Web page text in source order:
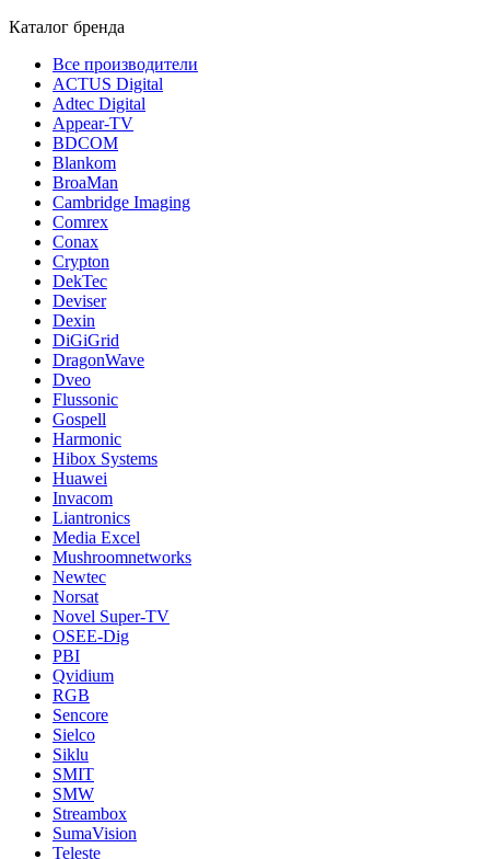
Каталог бренда
Все производители
ACTUS Digital
Adtec Digital
Appear-TV
BDCOM
Blankom
BroaMan
Cambridge Imaging
Comrex
Conax
Crypton
DekTec
Deviser
Dexin
DiGiGrid
DragonWave
Dveo
Flussonic
Gospell
Harmonic
Hibox Systems
Huawei
Invacom
Liantronics
Media Excel
Mushroomnetworks
Newtec
Norsat
Novel Super-TV
OSEE-Dig
PBI
Qvidium
RGB
Sencore
Sielco
Siklu
SMIT
SMW
Streambox
SumaVision
Teleste